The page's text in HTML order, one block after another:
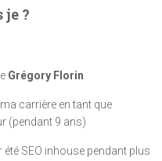
je ?
Grégory Florin
carrière en tant que
(pendant 9 ans)
été SEO inhouse pendant plus